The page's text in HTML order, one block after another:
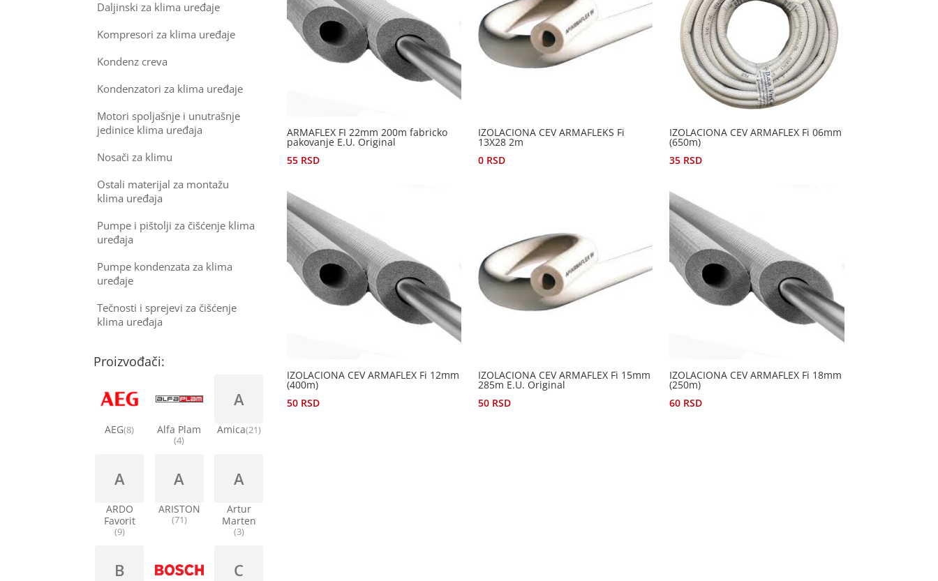
ARMAFLEX FI 22mm 200m fabricko
pakovanje E.U. Original
55 RSD
IZOLACIONA CEV ARMAFLEKS Fi
13X28 2m
0 RSD
IZOLACIONA CEV ARMAFLEX Fi 06mm
(650m)
35 RSD
IZOLACIONA CEV ARMAFLEX Fi 12mm
(400m)
50 RSD
IZOLACIONA CEV ARMAFLEX Fi 15mm
285m E.U. Original
50 RSD
IZOLACIONA CEV ARMAFLEX Fi 18mm
(250m)
60 RSD
Daljinski za klima uređaje
Kompresori za klima uređaje
Kondenz creva
Kondenzatori za klima uređaje
Motori spoljašnje i unutrašnje
jedinice klima uređaja
Nosači za klimu
Ostali materijal za montažu
klima uređaja
Pumpe i pištolji za čišćenje klima
uređaja
Pumpe kondenzata za klima
uređaje
Tečnosti i sprejevi za čišćenje
klima uređaja
Proizvođači:
AEG(8) Alfa Plam
(4)
A
Amica(21)
A
ARDO
Favorit
(9)
A
ARISTON
(71)
A
Artur
Marten
(3)
B C